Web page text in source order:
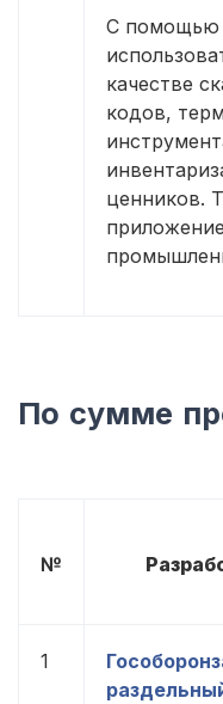
С помощью
качестве
кодов,
ценников.
По сумме
№
1